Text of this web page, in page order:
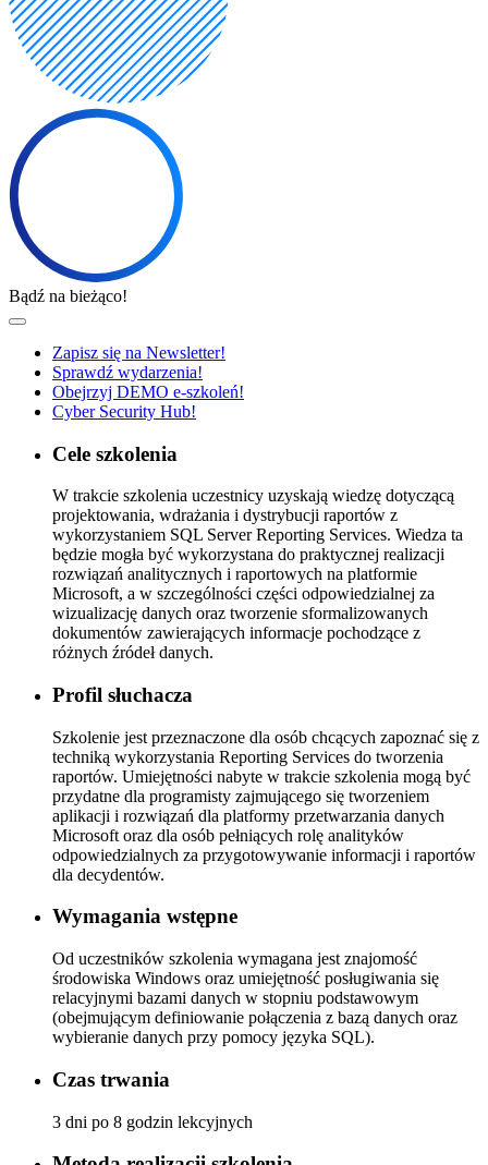
Bądź na bieżąco!
Zapisz się na Newsletter!
Sprawdź wydarzenia!
Obejrzyj DEMO e-szkoleń!
Cyber Security Hub!
Cele szkolenia
W trakcie szkolenia uczestnicy uzyskają wiedzę dotyczącą
projektowania, wdrażania i dystrybucji raportów z
wykorzystaniem SQL Server Reporting Services. Wiedza ta
będzie mogła być wykorzystana do praktycznej realizacji
rozwiązań analitycznych i raportowych na platformie
Microsoft, a w szczególności części odpowiedzialnej za
wizualizację danych oraz tworzenie sformalizowanych
dokumentów zawierających informacje pochodzące z
różnych źródeł danych.
Profil słuchacza
Szkolenie jest przeznaczone dla osób chcących zapoznać się z
techniką wykorzystania Reporting Services do tworzenia
raportów. Umiejętności nabyte w trakcie szkolenia mogą być
przydatne dla programisty zajmującego się tworzeniem
aplikacji i rozwiązań dla platformy przetwarzania danych
Microsoft oraz dla osób pełniących rolę analityków
odpowiedzialnych za przygotowywanie informacji i raportów
dla decydentów.
Wymagania wstępne
Od uczestników szkolenia wymagana jest znajomość
środowiska Windows oraz umiejętność posługiwania się
relacyjnymi bazami danych w stopniu podstawowym
(obejmującym definiowanie połączenia z bazą danych oraz
wybieranie danych przy pomocy języka SQL).
Czas trwania
3 dni po 8 godzin lekcyjnych